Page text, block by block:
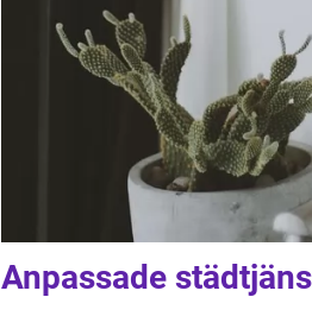
Anpassade